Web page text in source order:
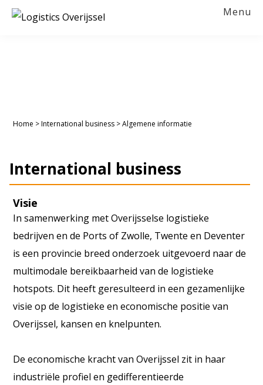
Spring
Door
Spring
Menu
Home >International business >Algemene informatie
International business
Visie
In samenwerking met Overijsselse logistieke
bedrijven en de Ports of Zwolle, Twente en Deventer
is een provincie breed onderzoek uitgevoerd naar de
multimodale bereikbaarheid van de logistieke
hotspots. Dit heeft geresulteerd in een gezamenlijke
visie op de logistieke en economische positie van
Overijssel, kansen en knelpunten.
De economische kracht van Overijssel zit in haar
industriële profiel en gedifferentieerde